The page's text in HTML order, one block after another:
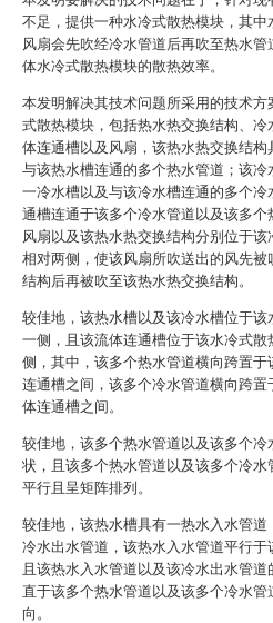
不足，提供一种水冷式散热模块，其中
风扇会先吹经冷水管道后再吹至热水管
体水冷式散热模块的散热效率。
本发明解决其技术问题所采用的技术方
式散热模块，包括热水热交换结构、冷
体连通槽以及风扇，该热水热交换结构
与该热水槽连通的多个热水管道；该冷
一冷水槽以及与该冷水槽连通的多个冷
通槽连通于该多个冷水管道以及该多个
风扇以及该热水热交换结构分别位于该
相对两侧，使该风扇所吹送出的风先被
结构后再被吹至该热水热交换结构。
较佳地，该热水槽以及该冷水槽位于该
一侧，且该流体连通槽位于该水冷式散
侧，其中，该多个热水管道横向跨置于
连通槽之间，该多个冷水管道横向跨置
体连通槽之间。
较佳地，该多个热水管道以及该多个冷
状，且该多个热水管道以及该多个冷水
平行且呈矩阵排列。
较佳地，该热水槽具有一热水入水管道
冷水出水管道，该热水入水管道平行于
且该热水入水管道以及该冷水出水管
直于该多个热水管道以及该多个冷水管
向。